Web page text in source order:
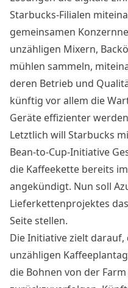
Starbucks-Filialen
gemeinsamen
unzähligen Mixern,
mühlen sammeln,
deren Betrieb und
künftig vor allem die
Geräte effizienter
Letztlich will Starbucks
Bean-to-Cup-Initiative
die Kaffeekette bereits
angekündigt. Nun soll
Lieferkettenprojektes
Seite stellen.
Die Initiative zielt
unzähligen
die Bohnen von der